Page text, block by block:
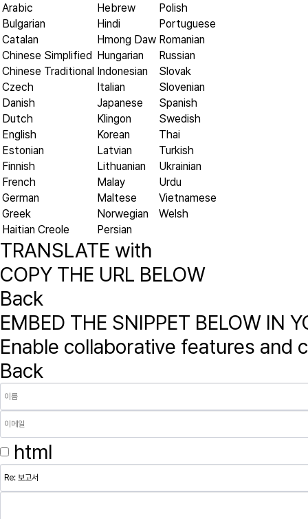
Arabic Hebrew
Polish
Bulgarian
Hindi
Portuguese
Catalan
Hmong Daw Romanian
Chinese Simplified Hungarian
Russian
Chinese Traditional Indonesian
Slovak
Czech
Italian
Slovenian
Danish
Japanese
Spanish
Dutch
Klingon
Swedish
English
Korean
Thai
Estonian
Latvian
Turkish
Finnish
Lithuanian
Ukrainian
French
Malay
Urdu
German
Maltese
Vietnamese
Greek
Norwegian
Welsh
Haitian Creole
Persian
TRANSLATE with
COPY THE URL BELOW
Back
EMBED THE SNIPPET BELOW IN
Enable collaborative features and
Back
html